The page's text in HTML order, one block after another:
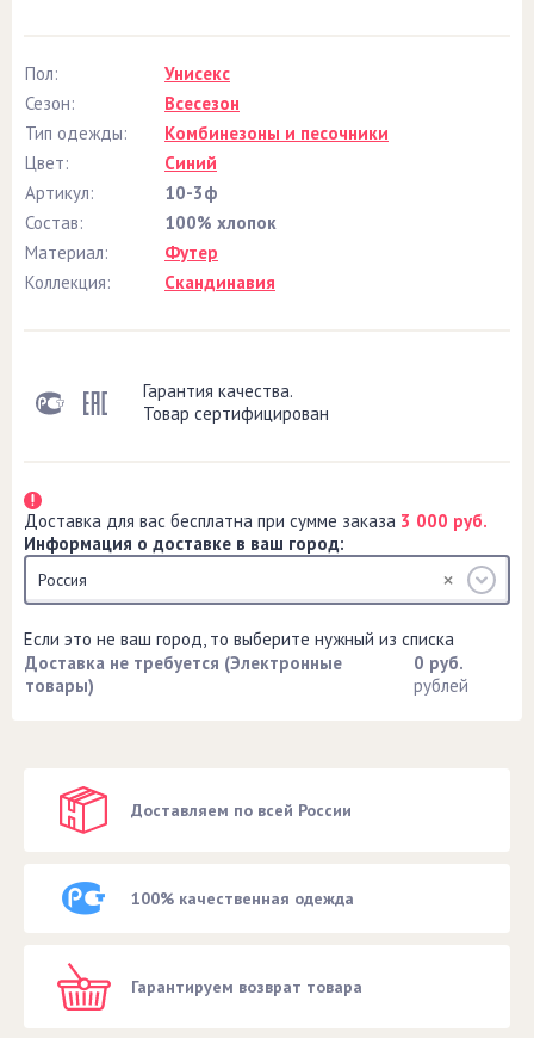
Пол:
Унисекс
Сезон:
Всесезон
Тип одежды:
Комбинезоны и песочники
Цвет:
Синий
Артикул:
10-3ф
Состав:
100% хлопок
Материал:
Футер
Коллекция:
Скандинавия
Гарантия качества.
Товар сертифицирован
Доставка для вас бесплатна при сумме заказа 3 000 руб.
Информация о доставке в ваш город:
Россия
Если это не ваш город, то выберите нужный из списка
Доставка не требуется (Электронные
товары)
0 руб.
рублей
Доставляем по всей России
100% качественная одежда
Гарантируем возврат товара